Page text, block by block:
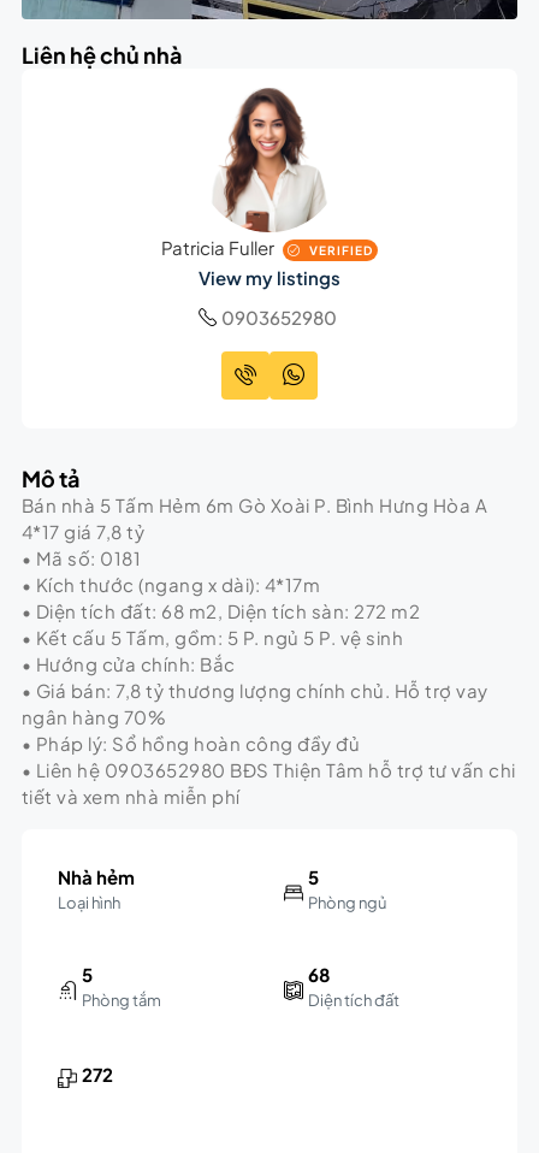
Liên hệ chủ nhà
Patricia Fuller VERIFIED
View my listings
0903652980
Mô tả
Bán nhà 5 Tấm Hẻm 6m Gò Xoài P. Bình Hưng Hòa A
4*17 giá 7,8 tỷ
• Mã số: 0181
• Kích thước (ngang x dài): 4*17m
• Diện tích đất: 68 m2, Diện tích sàn: 272 m2
• Kết cấu 5 Tấm, gồm: 5 P. ngủ 5 P. vệ sinh
• Hướng cửa chính: Bắc
• Giá bán: 7,8 tỷ thương lượng chính chủ. Hỗ trợ vay
ngân hàng 70%
• Pháp lý: Sổ hồng hoàn công đầy đủ
• Liên hệ 0903652980 BĐS Thiện Tâm hỗ trợ tư vấn chi
tiết và xem nhà miễn phí
Nhà hẻm
Loại hình
5
Phòng ngủ
5
Phòng tắm
68
Diện tích đất
272